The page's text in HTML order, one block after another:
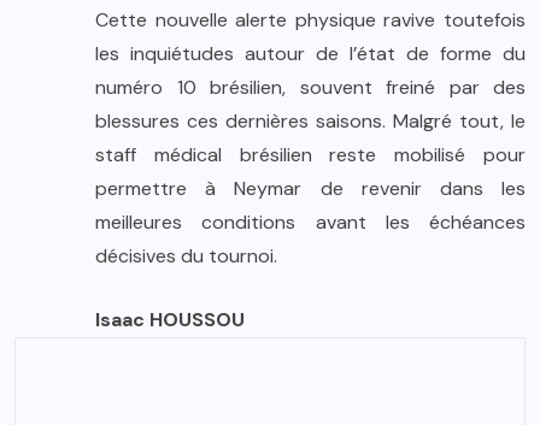
Cette nouvelle alerte physique ravive toutefois
les inquiétudes autour de l’état de forme du
numéro 10 brésilien, souvent freiné par des
blessures ces dernières saisons. Malgré tout, le
staff médical brésilien reste mobilisé pour
permettre à Neymar de revenir dans les
meilleures conditions avant les échéances
décisives du tournoi.
Isaac HOUSSOU